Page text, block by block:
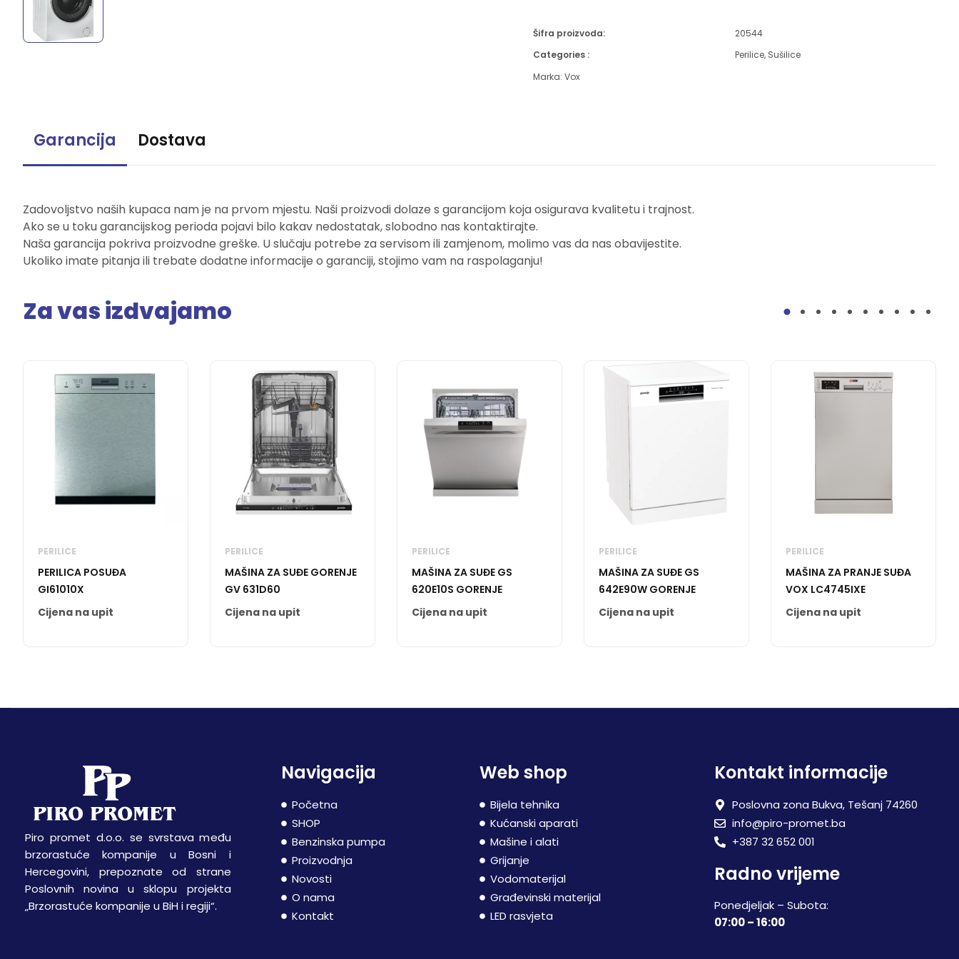
Šifra proizvoda:
20544
Categories :
Perilice, Sušilice
Marka: Vox
Garancija Dostava
Zadovoljstvo naših kupaca nam je na prvom mjestu. Naši proizvodi dolaze s garancijom koja osigurava kvalitetu i trajnost.
Ako se u toku garancijskog perioda pojavi bilo kakav nedostatak, slobodno nas kontaktirajte.
Naša garancija pokriva proizvodne greške. U slučaju potrebe za servisom ili zamjenom, molimo vas da nas obavijestite.
Ukoliko imate pitanja ili trebate dodatne informacije o garanciji, stojimo vam na raspolaganju!
Za vas izdvajamo
PERILICE
PERILICA POSUĐA
GI61010X
Cijena na upit
PERILICE
MAŠINA ZA SUĐE GORENJE
GV 631D60
Cijena na upit
PERILICE
MAŠINA ZA SUĐE GS
620E10S GORENJE
Cijena na upit
PERILICE
MAŠINA ZA SUĐE GS
642E90W GORENJE
Cijena na upit
PERILICE
MAŠINA ZA PRANJE SUĐA
VOX LC4745IXE
Cijena na upit
Piro promet d.o.o. se svrstava među
brzorastuće kompanije u Bosni i
Hercegovini, prepoznate od strane
Poslovnih novina u sklopu projekta
„Brzorastuće kompanije u BiH i regiji“.
Navigacija
Početna
SHOP
Benzinska pumpa
Proizvodnja
Novosti
O nama
Kontakt
Web shop
Bijela tehnika
Kućanski aparati
Mašine i alati
Grijanje
Vodomaterijal
Građevinski materijal
LED rasvjeta
Kontakt informacije
Poslovna zona Bukva, Tešanj 74260
info@piro-promet.ba
+387 32 652 001
Radno vrijeme
Ponedjeljak – Subota:
07:00 – 16:00